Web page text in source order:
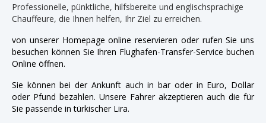
Professionelle, pünktliche, hilfsbereite und englischsprachige
Chauffeure, die Ihnen helfen, Ihr Ziel zu erreichen.
von unserer Homepage online reservieren oder rufen Sie uns
besuchen können Sie Ihren Flughafen-Transfer-Service buchen
Online öffnen.
Sie können bei der Ankunft auch in bar oder in Euro, Dollar
oder Pfund bezahlen. Unsere Fahrer akzeptieren auch die für
Sie passende in türkischer Lira.